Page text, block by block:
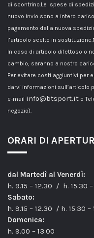
di scontrino.Le spese di
nuovo invio sono a intero
pagamento della nuova
l’articolo scelto in
In caso di articolo difettoso o
cambio, saranno a nostro
Per evitare costi aggiuntivi per
darvi informazioni sull’articolo
e-mail info@btsport.it o
negozio).
ORARI DI
dal Martedì al Venerdì:
h. 9.15 – 12.30 / h. 15.30 –
Sabato:
h. 9.15 – 12.30 / h. 15.30 –
Domenica:
h. 9.00 – 13.00